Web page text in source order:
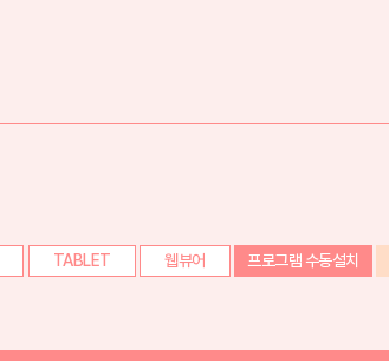
TABLET 웹뷰어 프로그램 수동설치